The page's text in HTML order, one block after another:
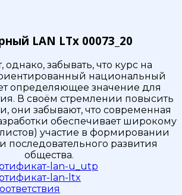
LAN LTx 00073_20
однако, забывать, что курс на
национальный
определяющее значение для
В своём стремлении повысить
они забывают, что современная
обеспечивает широкому
участие в формировании
последовательного развития
общества.
lan-u_utp
lan-ltx